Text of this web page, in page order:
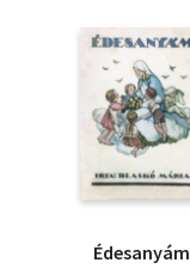
Édesanyám